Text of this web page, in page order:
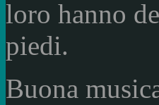
loro hanno
piedi.
Buona